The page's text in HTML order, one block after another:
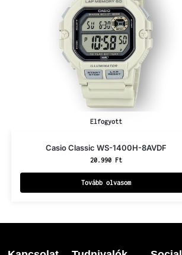
Elfogyott
Casio Classic WS-1400H-8AVDF
20.990 Ft
Tovább olvasom